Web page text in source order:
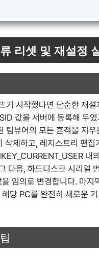
리셋 및 재설정
기 시작했다면 단순한 재
값을 서버에 등록해 두
팀뷰어의 모든 흔적을 지
제하고, 레지스트리 편
내
다음, 하드디스크 시리얼
임의로 변경합니다. 마
당 PC를 완전히 새로운